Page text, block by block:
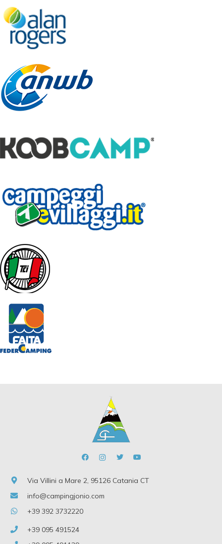
Via Villini a Mare 2, 95126 Catania CT
info@campingjonio.com
+39 392 3732220
+39 095 491524